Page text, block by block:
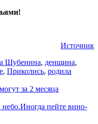
Источник
Шубенина, денщина,
, Приколись, родила
за 2 месяца
пейте вино-